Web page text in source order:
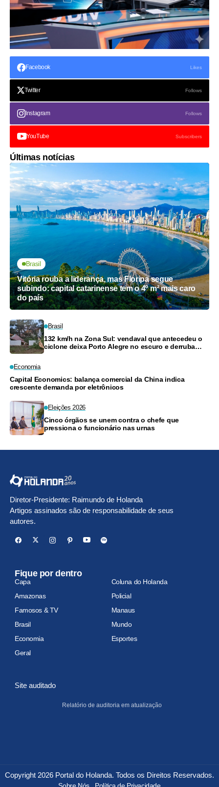
Facebook Likes
Twitter Follows
Instagram Follows
YouTube Subscribers
Últimas notícias
Brasil
Vitória rouba a liderança, mas Floripa segue
subindo: capital catarinense tem o 4º m² mais caro
do país
Brasil
132 km/h na Zona Sul: vendaval que antecedeu o
ciclone deixa Porto Alegre no escuro e derruba
Economia
Capital Economics: balança comercial da China indica
crescente demanda por eletrônicos
Eleições 2026
Cinco órgãos se unem contra o chefe que
pressiona o funcionário nas urnas
Diretor-Presidente: Raimundo de Holanda
Artigos assinados são de responsabilidade de seus
autores.
Fique por dentro
Capa
Coluna do Holanda
Amazonas
Policial
Famosos & TV
Manaus
Brasil
Mundo
Economia
Esportes
Geral
Site auditado
Relatório de auditoria em atualização
Copyright 2026 Portal do Holanda. Todos os Direitos Reservados.
Sobre Nós Política de Privacidade